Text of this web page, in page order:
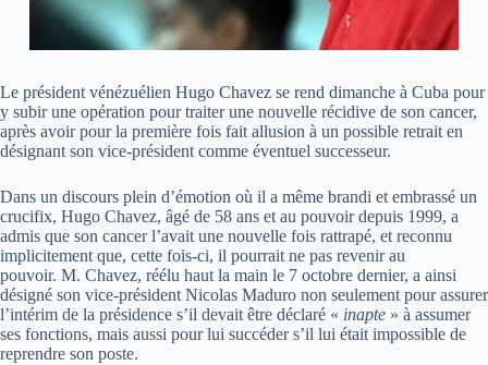
Le président vénézuélien Hugo Chavez se rend dimanche à Cuba pour
y subir une opération pour traiter une nouvelle récidive de son cancer,
après avoir pour la première fois fait allusion à un possible retrait en
désignant son vice-président comme éventuel successeur.
Dans un discours plein d’émotion où il a même brandi et embrassé un
crucifix, Hugo Chavez, âgé de 58 ans et au pouvoir depuis 1999, a
admis que son cancer l’avait une nouvelle fois rattrapé, et reconnu
implicitement que, cette fois-ci, il pourrait ne pas revenir au
pouvoir. M. Chavez, réélu haut la main le 7 octobre dernier, a ainsi
désigné son vice-président Nicolas Maduro non seulement pour assurer
l’intérim de la présidence s’il devait être déclaré « inapte » à assumer
ses fonctions, mais aussi pour lui succéder s’il lui était impossible de
reprendre son poste.